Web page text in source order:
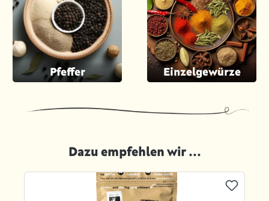
Pfeffer Einzelgewürze
Dazu empfehlen wir ...
Produktgalerie überspringen